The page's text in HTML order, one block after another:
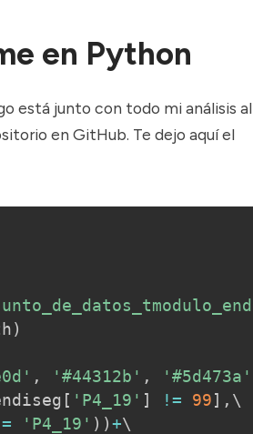
en Python
está junto con todo mi análisis al
en GitHub. Te dejo aquí el
)
, '#44312b' , '#5d473a'
[ 'P4_19' ] != 99 ] , \
= 'P4_19' ) ) +\